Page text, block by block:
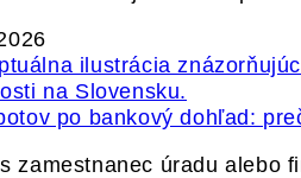
po bankový dohľad:
zamestnanec úradu alebo